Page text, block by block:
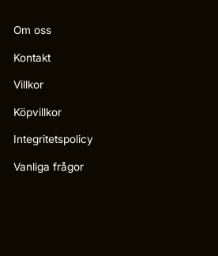
Om oss
Kontakt
Villkor
Köpvillkor
Integritetspolicy
Vanliga frågor